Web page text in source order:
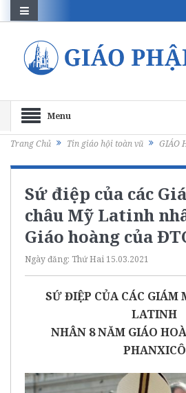
Menu
Trang Chủ Tin giáo hội toàn vũ GIÁO
Sứ điệp của các
châu Mỹ Latinh
Giáo hoàng của
Ngày đăng: Thứ Hai 15.03.2021
SỨ ĐIỆP CỦA CÁC GIÁM
LATINH
NHÂN 8 NĂM GIÁO
PHANXICÔ